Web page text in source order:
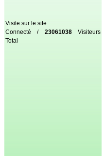
Visite sur le site
Connecté / 23061038Visiteurs
Total